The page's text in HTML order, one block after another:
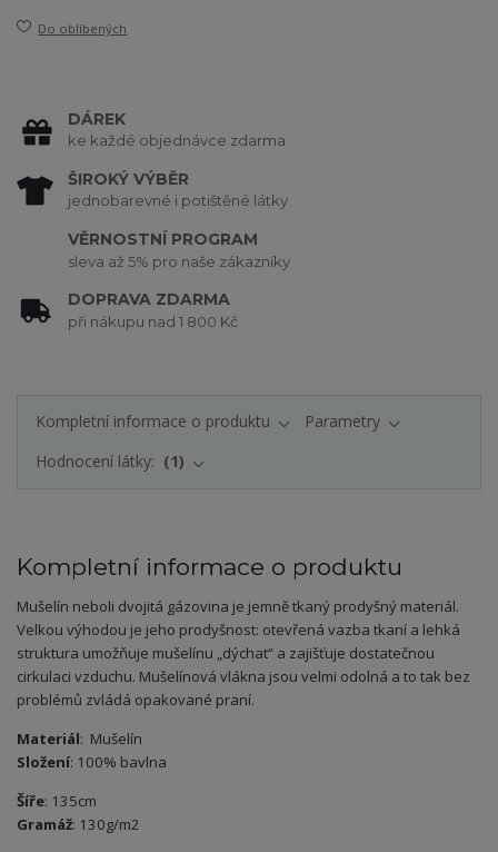
Do oblíbených
DÁREK
ke každé objednávce zdarma
ŠIROKÝ VÝBĚR
jednobarevné i potištěné látky
VĚRNOSTNÍ PROGRAM
sleva až 5% pro naše zákazníky
DOPRAVA ZDARMA
při nákupu nad 1 800 Kč
Kompletní informace o produktu
Parametry
Hodnocení látky:
1
Kompletní informace o produktu
Mušelín neboli dvojitá gázovina je jemně tkaný prodyšný materiál.
Velkou výhodou je jeho prodyšnost: otevřená vazba tkaní a lehká
struktura umožňuje mušelínu „dýchat“ a zajišťuje dostatečnou
cirkulaci vzduchu. Mušelínová vlákna jsou velmi odolná a to tak bez
problémů zvládá opakované praní.
Materiál: Mušelín
Složení: 100% bavlna
Šíře: 135cm
Gramáž: 130g/m2